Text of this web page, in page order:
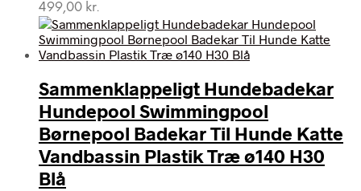
499,00 kr.
Sammenklappeligt Hundebadekar
Hundepool Swimmingpool
Børnepool Badekar Til Hunde Katte
Vandbassin Plastik Træ ø140 H30
Blå